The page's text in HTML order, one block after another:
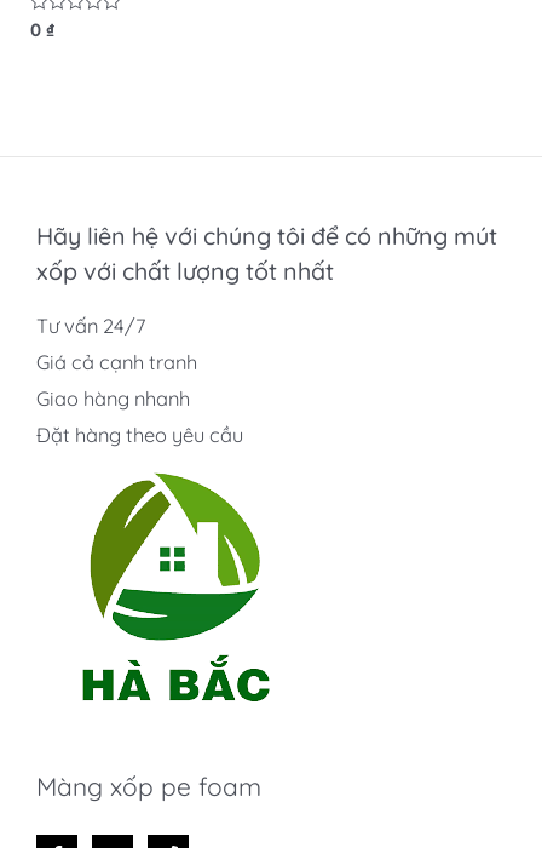
Được
0₫
Hãy liên hệ với chúng tôi để có những mút
xốp với chất lượng tốt nhất
Tư vấn 24/7
Giá cả cạnh tranh
Giao hàng nhanh
Đặt hàng theo yêu cầu
Màng xốp pe foam